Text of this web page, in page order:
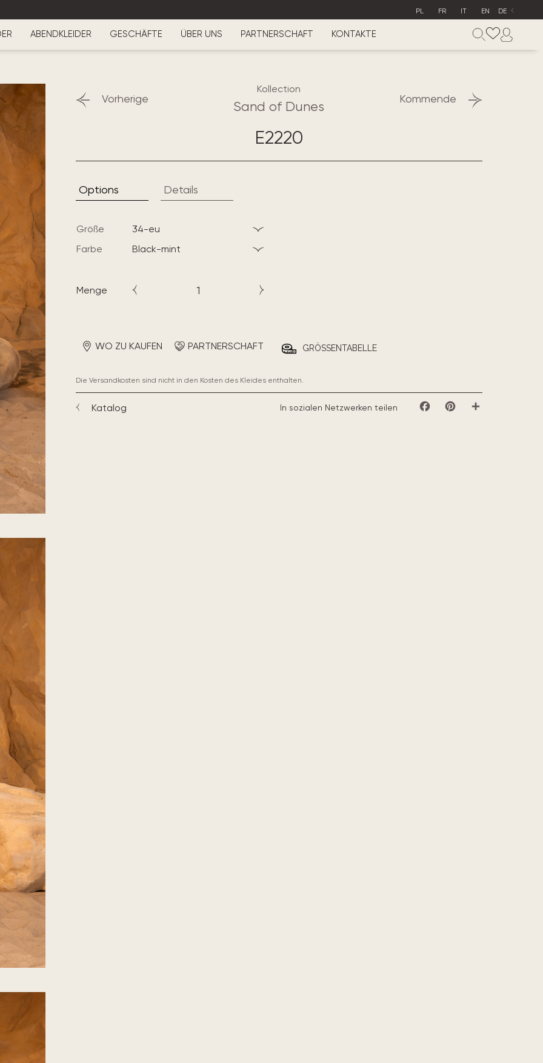
PL FR IT EN DE
ABENDKLEIDER GESCHÄFTE ÜBER UNS PARTNERSCHAFT KONTAKTE
Vorherige Kommende
Kollection
Sand of Dunes
E2220
Options Details
Größe
34-eu
Farbe
black-mint
Menge
WO ZU KAUFEN PARTNERSCHAFT GRÖSSENTABELLE
Die Versandkosten sind nicht in den Kosten des Kleides enthalten.
Katalog In sozialen Netzwerken teilen